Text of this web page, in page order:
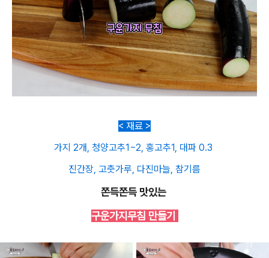
< 재료 >
가지 2개, 청양고추1~2, 홍고추1, 대파 0.3
진간장, 고춧가루, 다진마늘, 참기름
쫀득쫀득 맛있는
구운가지무침 만들기